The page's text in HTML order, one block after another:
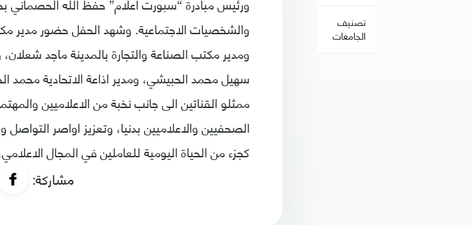
تصنيف
الجامعات
والشخصيات الاجتماعية. وشهد الحفل حضور مدير
ومدير مكتب الصناعة والتجارة بالمدينة ماجد
سهيل محمد الحبيشي، ومدير اذاعة الاتحادية محمد
ممثلو القناتين الى جانب نخبة من الاعلاميين
الصحفيين والاعلاميين بدنيا، وتعزيز اواصر
كجزء من الحياة اليومية للعاملين في المجال
مشاركة: